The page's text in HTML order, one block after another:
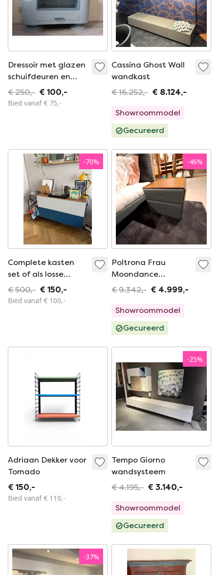
Dressoir met glazen
schuifdeuren en
ronde vormen
€ 250,- € 100,-
Bied vanaf € 75,-
Cassina Ghost Wall
wandkast
€ 16.252,- € 8.124,-
Showroommodel
Gecureerd
-70%
Complete kasten
set of als losse
elementen
€ 500,- € 150,-
Bied vanaf € 100,-
-46%
Poltrona Frau
Moondance
nachtkastje (set
€ 9.342,- € 4.999,-
Showroommodel
Gecureerd
Adriaan Dekker voor
Tomado
€ 150,-
Bied vanaf € 110,-
-25%
Tempo Giorno
wandsysteem
€ 4.195,- € 3.140,-
Showroommodel
Gecureerd
-37%